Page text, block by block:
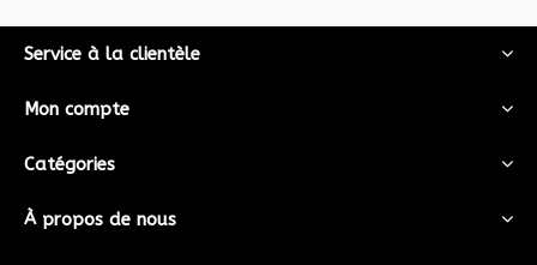
Service à la clientèle
Mon compte
Catégories
À propos de nous